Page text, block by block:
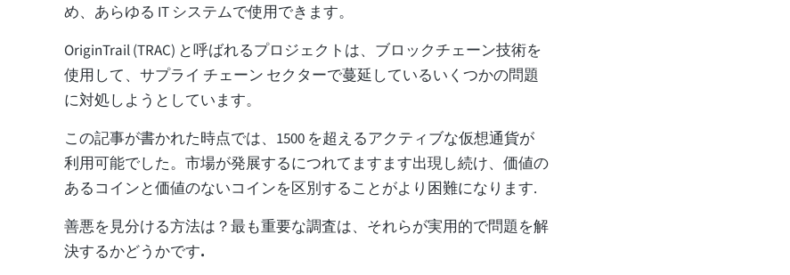
め、あらゆる IT システムで使用できます。
OriginTrail (TRAC) と呼ばれるプロジェクトは、ブロックチェーン技術を
使用して、サプライ チェーン セクターで蔓延しているいくつかの問題
に対処しようとしています。
この記事が書かれた時点では、1500 を超えるアクティブな仮想通貨が
利用可能でした。市場が発展するにつれてますます出現し続け、価値の
あるコインと価値のないコインを区別することがより困難になります.
善悪を見分ける方法は？最も重要な調査は、それらが実用的で問題を解
決するかどうかです.